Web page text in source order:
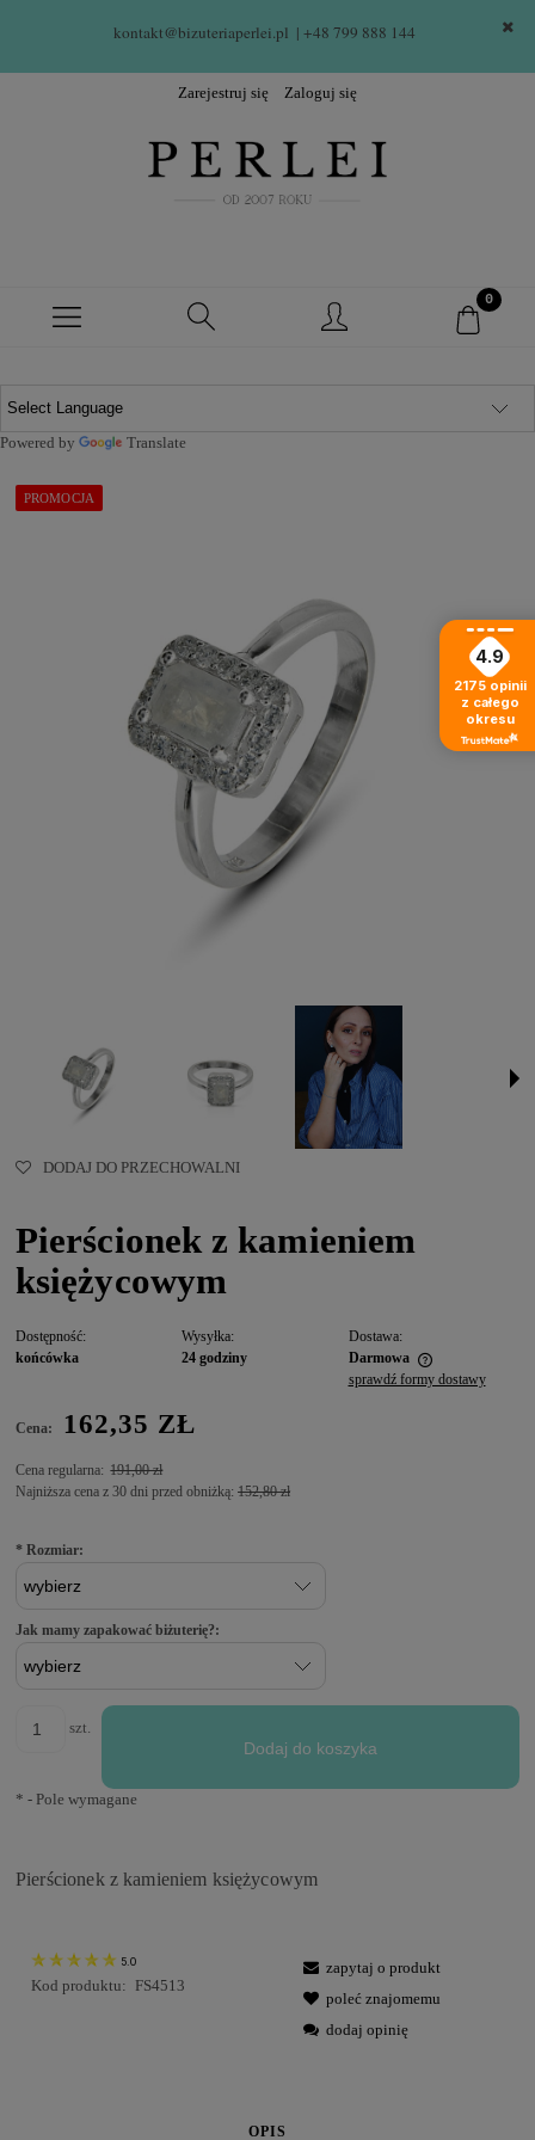
kontakt@bizuteriaperlei.pl | +48 799 888 144
Zarejestruj się Zaloguj się
Powered by Translate
PROMOCJA
DODAJ DO PRZECHOWALNI
Pierścionek z kamieniem
księżycowym
Dostępność:
końcówka
Wysyłka:
24 godziny
Dostawa:
Darmowa
sprawdź formy dostawy
Cena: 162,35 ZŁ
Cena regularna: 191,00 zł
Najniższa cena z 30 dni przed obniżką: 152,80 zł
* Rozmiar:
Jak mamy zapakować biżuterię?:
szt.
Dodaj do koszyka
* - Pole wymagane
Pierścionek z kamieniem księżycowym
5.0
Kod produktu: FS4513
zapytaj o produkt
poleć znajomemu
dodaj opinię
OPIS
4.9
2175 opinii
z całego
okresu